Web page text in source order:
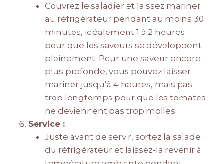
Couvrez le saladier et laissez mariner
au réfrigérateur pendant au moins 30
minutes, idéalement 1 à 2 heures
pour que les saveurs se développent
pleinement. Pour une saveur encore
plus profonde, vous pouvez laisser
mariner jusqu’à 4 heures, mais pas
trop longtemps pour que les tomates
ne deviennent pas trop molles.
Service :
Juste avant de servir, sortez la salade
du réfrigérateur et laissez-la revenir à